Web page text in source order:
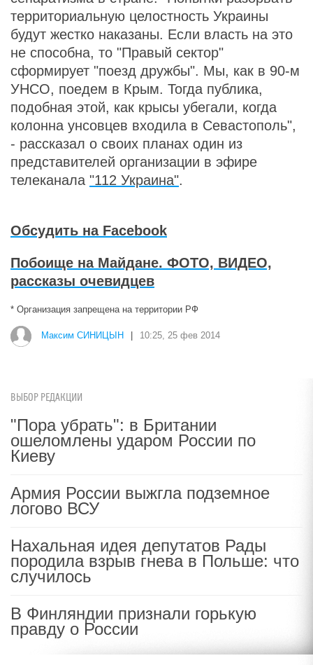
территориальную целостность Украины
будут жестко наказаны. Если власть на это
не способна, то "Правый сектор"
сформирует "поезд дружбы". Мы, как в 90-м
УНСО, поедем в Крым. Тогда публика,
подобная этой, как крысы убегали, когда
колонна унсовцев входила в Севастополь",
- рассказал о своих планах один из
представителей организации в эфире
телеканала "112 Украина".
Обсудить на Facebook
Побоище на Майдане. ФОТО, ВИДЕО,
рассказы очевидцев
* Организация запрещена на территории РФ
Максим СИНИЦЫН 10:25, 25 фев 2014
ВЫБОР РЕДАКЦИИ
"Пора убрать": в Британии
ошеломлены ударом России по
Киеву
Армия России выжгла подземное
логово ВСУ
Нахальная идея депутатов Рады
породила взрыв гнева в Польше: что
случилось
В Финляндии признали горькую
правду о России